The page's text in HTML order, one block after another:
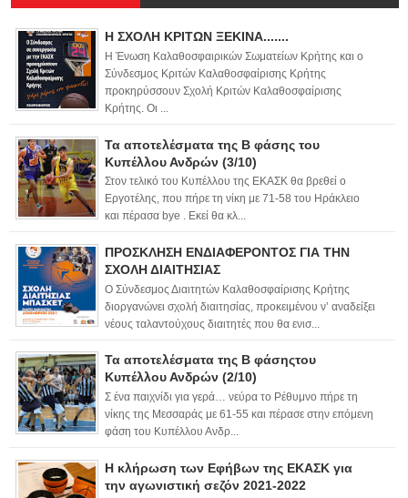
Η ΣΧΟΛΗ ΚΡΙΤΩΝ ΞΕΚΙΝΑ.......
Η Ένωση Καλαθοσφαιρικών Σωματείων Κρήτης και ο
Σύνδεσμος Κριτών Καλαθοσφαίρισης Κρήτης
προκηρύσσουν Σχολή Κριτών Καλαθοσφαίρισης
Κρήτης. Οι ...
Τα αποτελέσματα της Β φάσης του
Κυπέλλου Ανδρών (3/10)
Στον τελικό του Κυπέλλου της ΕΚΑΣΚ θα βρεθεί ο
Εργοτέλης, που πήρε τη νίκη με 71-58 του Ηράκλειο
και πέρασα bye . Εκεί θα κλ...
ΠΡΟΣΚΛΗΣΗ ΕΝΔΙΑΦΕΡΟΝΤΟΣ ΓΙΑ ΤΗΝ
ΣΧΟΛΗ ΔΙΑΙΤΗΣΙΑΣ
Ο Σύνδεσμος Διαιτητών Καλαθοσφαίρισης Κρήτης
διοργανώνει σχολή διαιτησίας, προκειμένου ν’ αναδείξει
νέους ταλαντούχους διαιτητές που θα ενισ...
Τα αποτελέσματα της Β φάσηςτου
Κυπέλλου Ανδρών (2/10)
Σ ένα παιχνίδι για γερά… νεύρα το Ρέθυμνο πήρε τη
νίκης της Μεσσαράς με 61-55 και πέρασε στην επόμενη
φάση του Κυπέλλου Ανδρ...
Η κλήρωση των Εφήβων της ΕΚΑΣΚ για
την αγωνιστική σεζόν 2021-2022